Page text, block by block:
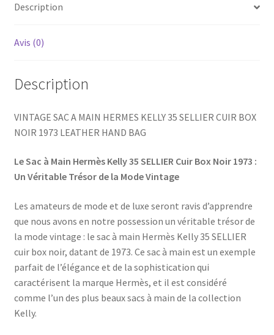
Description
Avis (0)
Description
VINTAGE SAC A MAIN HERMES KELLY 35 SELLIER CUIR BOX
NOIR 1973 LEATHER HAND BAG
Le Sac à Main Hermès Kelly 35 SELLIER Cuir Box Noir 1973 :
Un Véritable Trésor de la Mode Vintage
Les amateurs de mode et de luxe seront ravis d’apprendre
que nous avons en notre possession un véritable trésor de
la mode vintage : le sac à main Hermès Kelly 35 SELLIER
cuir box noir, datant de 1973. Ce sac à main est un exemple
parfait de l’élégance et de la sophistication qui
caractérisent la marque Hermès, et il est considéré
comme l’un des plus beaux sacs à main de la collection
Kelly.